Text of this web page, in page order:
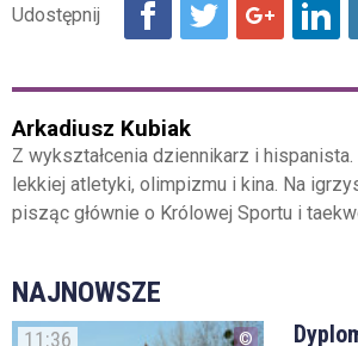
Arkadiusz Kubiak
Z wykształcenia dziennikarz i hispanista.
lekkiej atletyki, olimpizmu i kina. Na
pisząc głównie o Królowej Sportu i
NAJNOWSZE
11:36